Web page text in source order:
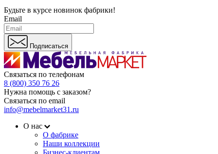
Будьте в курсе новинок фабрики!
Email
Подписаться
Связаться по телефонам
8 (800) 350 76 26
Нужна помощь с заказом?
Связаться по email
info@mebelmarket31.ru
О нас
О фабрике
Наши коллекции